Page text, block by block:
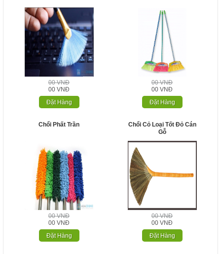
00 VNĐ
00 VNĐ
Đặt Hàng
00 VNĐ
00 VNĐ
Đặt Hàng
Chổi Phất Trần
00 VNĐ
00 VNĐ
Đặt Hàng
Chổi Cỏ Loại Tốt Đỏ Cán
Gỗ
00 VNĐ
00 VNĐ
Đặt Hàng